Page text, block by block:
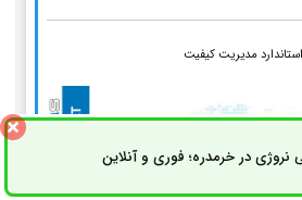
استاندارد مدیریت کیفیت
نروژی در خرمدره؛ فوری و آنلاینثبت سفارش